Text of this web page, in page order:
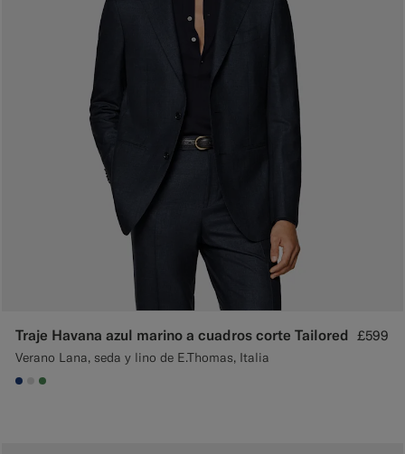
Traje Havana azul marino a cuadros corte Tailored
Verano Lana, seda y lino de E.Thomas, Italia
£599
#1C3D7A
#D9DADA
#4D8C57